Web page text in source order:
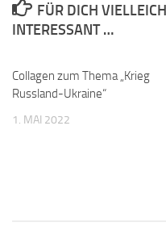
FÜR DICH
INTERESSANT …
Collagen zum Thema „Krieg
Russland-Ukraine“
1. MAI 2022